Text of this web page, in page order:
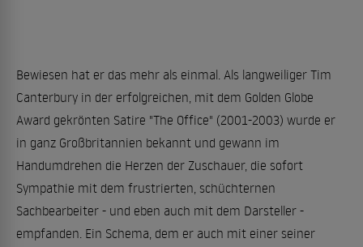
Bewiesen hat er das mehr als einmal. Als langweiliger Tim
Canterbury in der erfolgreichen, mit dem Golden Globe
Award gekrönten Satire "The Office" (2001-2003) wurde er
in ganz Großbritannien bekannt und gewann im
Handumdrehen die Herzen der Zuschauer, die sofort
Sympathie mit dem frustrierten, schüchternen
Sachbearbeiter - und eben auch mit dem Darsteller -
empfanden. Ein Schema, dem er auch mit einer seiner